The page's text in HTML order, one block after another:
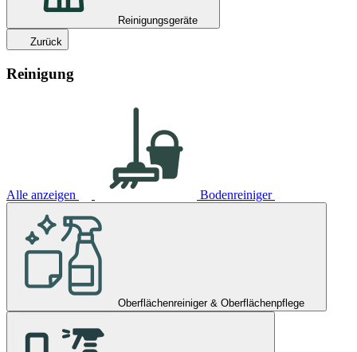
Reinigungsgeräte
Zurück
Reinigung
Alle anzeigen Bodenreiniger
Oberflächenreiniger & Oberflächenpflege